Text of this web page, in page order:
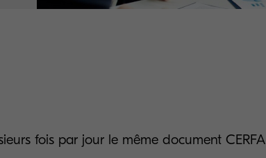
fois par jour le même document CERFA